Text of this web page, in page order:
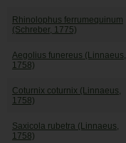
Rhinolophus ferrumequinum
(Schreber, 1775)
Aegolius funereus (Linnaeus,
1758)
Coturnix coturnix (Linnaeus,
1758)
Saxicola rubetra (Linnaeus,
1758)